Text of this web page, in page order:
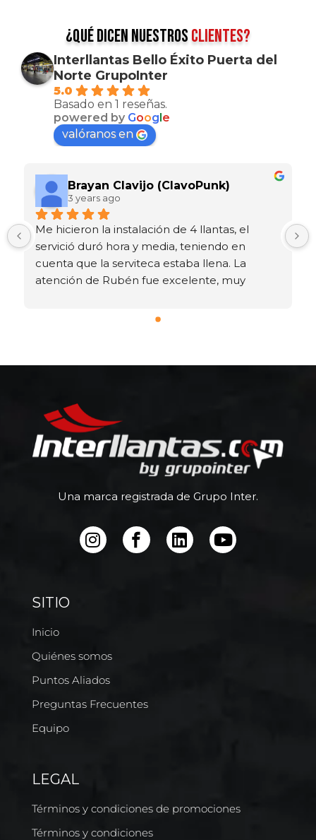
¿qué dicen nuestrosclientes?
Interllantas Bello Éxito Puerta del
Norte GrupoInter
5.0
Basado en 1 reseñas.
powered by Goog e
valóranos en
Brayan Clavijo (ClavoPunk)
3 years ago
Me hicieron la instalación de 4 llantas, el
servició duró hora y media, teniendo en
cuenta que la serviteca estaba llena. La
atención de Rubén fue excelente, muy
Recomendado el lugar!
Una marca registrada de Grupo Inter.
SITIO
Inicio
Quiénes somos
Puntos Aliados
Preguntas Frecuentes
Equipo
LEGAL
Términos y condiciones de promociones
Términos y condiciones